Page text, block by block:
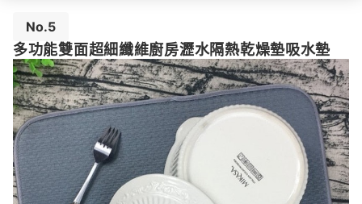
No.5
多功能雙面超細纖維廚房瀝水隔熱乾燥墊吸水墊